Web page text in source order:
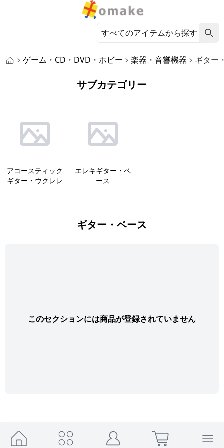
ゲーム・CD・DVD・ホビー 楽器・音響機器 ギター
サブカテゴリー
アコースティック
ギター・ウクレレ
エレキギター・ベ
ース
ギター・ベース
このセクションには商品が登録されていません